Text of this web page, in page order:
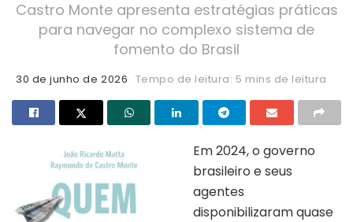
Castro Monte apresenta estratégias práticas
para navegar no complexo sistema de
fomento do Brasil
30 de junho de 2026 Tempo de leitura: 5 mins de leitura
Em 2024, o governo
brasileiro e seus
agentes
disponibilizaram quase